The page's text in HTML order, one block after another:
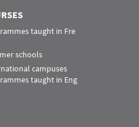
taught in Fre
schools
campuses
taught in Eng